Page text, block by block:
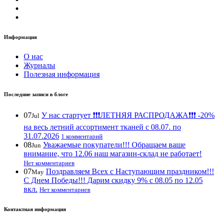
Информация
О нас
Журналы
Полезная информация
Последние записи в блоге
07Jul У нас стартует ❗️❗️❗️ЛЕТНЯЯ РАСПРОДАЖА❗️❗️❗️ -20%
на весь летний ассортимент тканей с 08.07. по
31.07.2026 1 комментарий
08Jun Уважаемые покупатели!!! Обращаем ваше
внимание, что 12.06 наш магазин-склад не работает!
Нет комментариев
07May Поздравляем Всех с Наступающим праздником!!!
С Днем Победы!!! Дарим скидку 9% с 08.05 по 12.05
вкл. Нет комментариев
Контактная информация